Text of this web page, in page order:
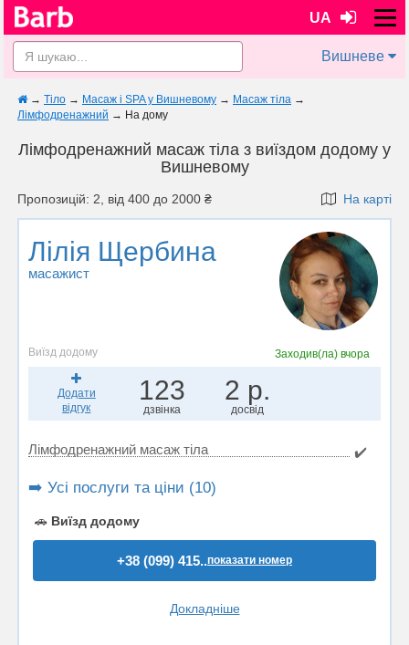
UA
Вишневе
→ Тіло → Масаж і SPA у Вишневому → Масаж тіла →
Лімфодренажний → На дому
Лімфодренажний масаж тіла з виїздом додому у
Вишневому
Пропозицій: 2, від 400 до 2000 ₴ На карті
Лілія Щербина
масажист
Виїзд додому Заходив(ла) вчора
Додати
відгук
123
дзвінка
2 р.
досвід
Лімфодренажний масаж тіла ✔️
➡️ Усі послуги та ціни (10)
🚗 Виїзд додому
+38 (099) 415..показати номер
Докладніше